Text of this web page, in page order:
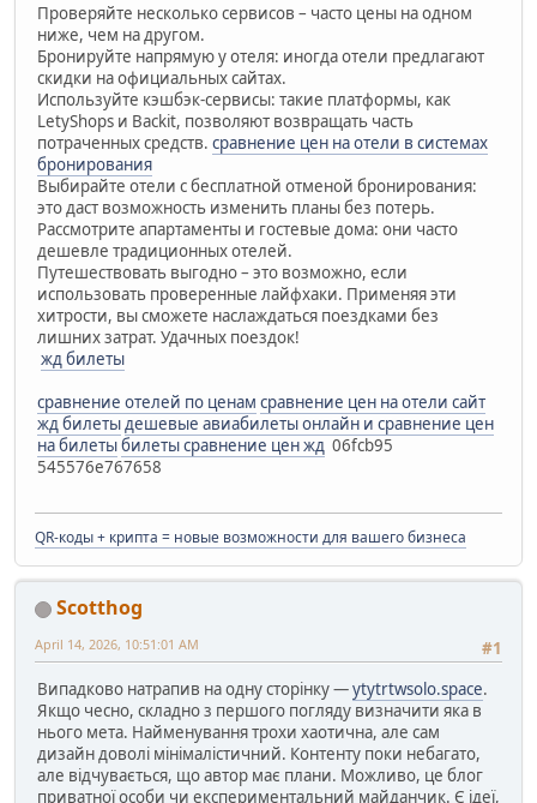
Проверяйте несколько сервисов – часто цены на одном
ниже, чем на другом.
Бронируйте напрямую у отеля: иногда отели предлагают
скидки на официальных сайтах.
Используйте кэшбэк-сервисы: такие платформы, как
LetyShops и Backit, позволяют возвращать часть
потраченных средств. сравнение цен на отели в системах
бронирования
Выбирайте отели с бесплатной отменой бронирования:
это даст возможность изменить планы без потерь.
Рассмотрите апартаменты и гостевые дома: они часто
дешевле традиционных отелей.
Путешествовать выгодно – это возможно, если
использовать проверенные лайфхаки. Применяя эти
хитрости, вы сможете наслаждаться поездками без
лишних затрат. Удачных поездок!
жд билеты
сравнение отелей по ценам сравнение цен на отели сайт
жд билетыдешевые авиабилеты онлайн и сравнение цен
на билетыбилеты сравнение цен жд 06fcb95
545576e767658
QR-коды + крипта = новые возможности для вашего бизнеса
Scotthog
#1
April 14, 2026, 10:51:01 AM
Випадково натрапив на одну сторінку —ytytrtwsolo.space.
Якщо чесно, складно з першого погляду визначити яка в
нього мета. Найменування трохи хаотична, але сам
дизайн доволі мінімалістичний. Контенту поки небагато,
але відчувається, що автор має плани. Можливо, це блог
приватної особи чи експериментальний майданчик. Є ідеї,